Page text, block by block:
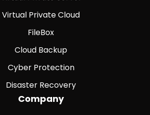
Virtual Private Cloud
FileBox
Cloud Backup
Cyber Protection
Disaster Recovery
Company